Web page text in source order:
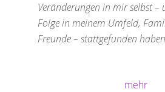
Veränderungen in mir selbst –
Folge in meinem Umfeld,
Freunde – stattgefunden
mehr